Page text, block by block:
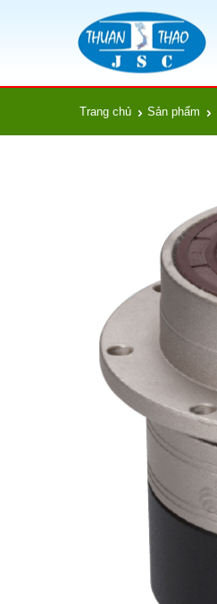
Trang chủ Sản phẩm